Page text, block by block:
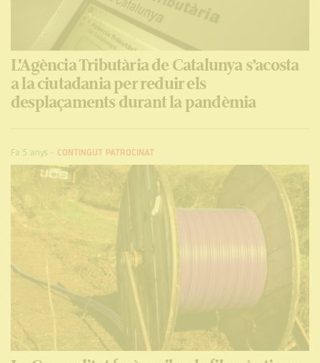
L'Agència Tributària de Catalunya s’acosta
a la ciutadania per reduir els
desplaçaments durant la pandèmia
Fa 5 anys - CONTINGUT PATROCINAT